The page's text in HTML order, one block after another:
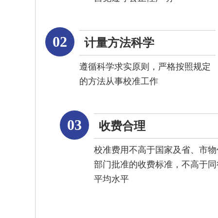
02 计量方法科学
遵循科学求实原则，严格按照规定
的方法从事校准工作
03 收费合理
校准费用不高于国家及省、市
部门批准的收费标准，不高于
平均水平